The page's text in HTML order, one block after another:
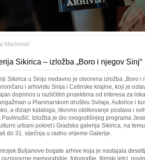
Marinović
Sikirica – izložba „Boro i njegov Sinj“
Sikirica u Sinju nedavno je otvorena izložba „Boro i
i arhivistu Sinja i Cetinske krajine, koji je
doprinos u različitim projektima od interesa za
u Planinarskom društvu Svilaja. Autorice i
a dizajn kataloga, likovno oblikovanje postava i
Izložba je dio ovogodišnjeg programa
urbani pokret i Gradska galerija Sikirica, na
do 31. siječnja u radno vrijeme Galerije.
Buljanove bogate arhive koja je nastajala
memorabilije, fotografije, filmski letci,